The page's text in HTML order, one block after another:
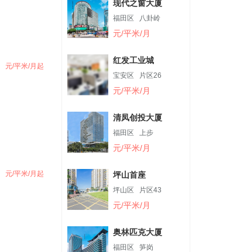
元/平米/月起
元/平米/月起
现代之窗大厦
福田区 八卦岭
元/平米/月
红发工业城
宝安区 片区26
元/平米/月
清凤创投大厦
福田区 上步
元/平米/月
坪山首座
坪山区 片区43
元/平米/月
奥林匹克大厦
福田区 笋岗